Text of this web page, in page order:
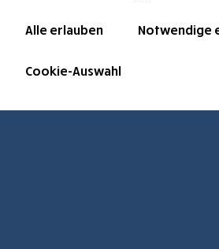
Betterplace.org
Besuche auch
Alle erlauben Notwendige
Cookie-Auswahl